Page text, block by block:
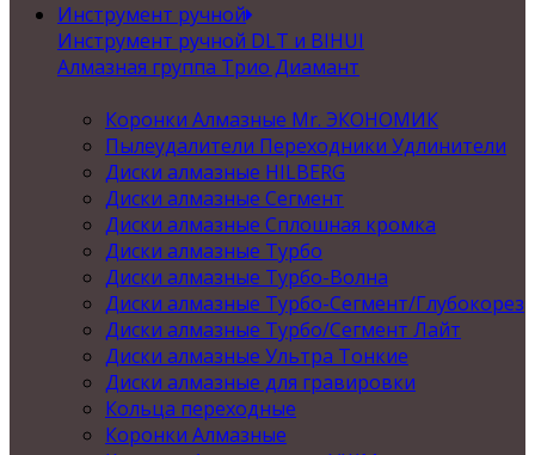
Инструмент ручной
Инструмент ручной DLT и BIHUI
Алмазная группа Трио Диамант
Коронки Алмазные Mr. ЭКОНОМИК
Пылеудалители Переходники Удлинители
Диски алмазные HILBERG
Диски алмазные Сегмент
Диски алмазные Сплошная кромка
Диски алмазные Турбо
Диски алмазные Турбо-Волна
Диски алмазные Турбо-Сегмент/Глубокорез
Диски алмазные Турбо/Сегмент Лайт
Диски алмазные Ультра Тонкие
Диски алмазные для гравировки
Кольца переходные
Коронки Алмазные